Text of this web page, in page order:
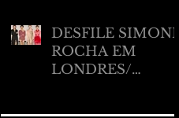
DESFILE SIMONE
ROCHA EM
LONDRES/